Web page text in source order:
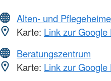
Alten- und Pflegeheime
Karte: Link zur
Beratungszentrum
Karte: Link zur